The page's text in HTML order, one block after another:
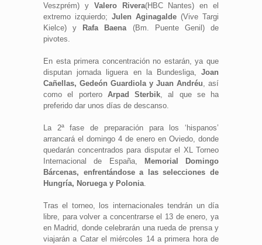
Veszprém) yValero Rivera(HBC Nantes) en el
extremo izquierdo; Julen Aginagalde (Vive Targi
Kielce) y
Rafa Baena(Bm. Puente Genil) de
pivotes.
En esta primera concentración no estarán, ya que
disputan jornada liguera en la Bundesliga, Joan
Cañellas, Gedeón Guardiola y Juan Andréu, así
como el portero Arpad Sterbik, al que se ha
preferido dar unos días de descanso.
La 2ª fase de preparación para los ‘hispanos’
arrancará el domingo 4 de enero en Oviedo, donde
quedarán concentrados para disputar el XL Torneo
Internacional de España,
Memorial Domingo
Bárcenas, enfrentándose a las selecciones de
Hungría, Noruega y Polonia.
Tras el torneo, los internacionales tendrán un día
libre, para volver a concentrarse el 13 de enero, ya
en Madrid, donde celebrarán una rueda de prensa y
viajarán a Catar el miércoles 14 a primera hora de